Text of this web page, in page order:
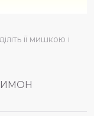
її мишкою і